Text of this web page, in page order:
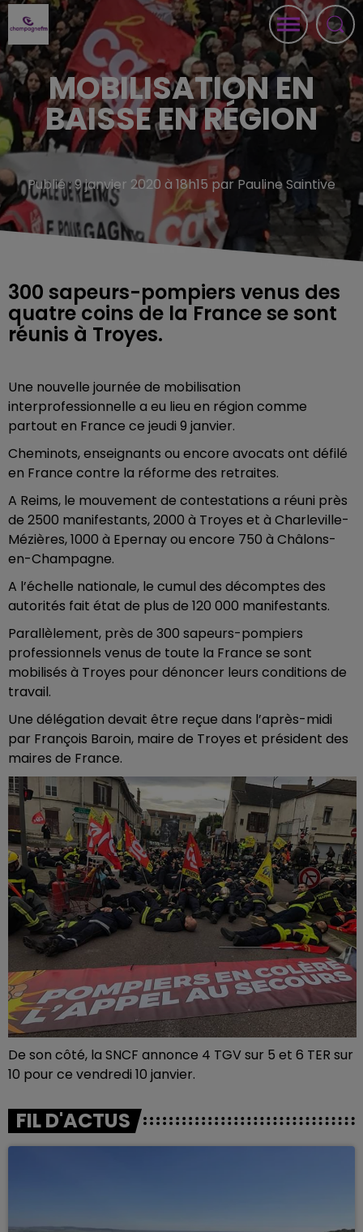
MOBILISATION EN
BAISSE EN RÉGION
Publié : 9 janvier 2020 à 18h15 par Pauline Saintive
300 sapeurs-pompiers venus des
quatre coins de la France se sont
réunis à Troyes.
Une nouvelle journée de mobilisation
interprofessionnelle a eu lieu en région comme
partout en France ce jeudi 9 janvier.
Cheminots, enseignants ou encore avocats ont défilé
en France contre la réforme des retraites.
A Reims, le mouvement de contestations a réuni près
de 2500 manifestants, 2000 à Troyes et à Charleville-
Mézières, 1000 à Epernay ou encore 750 à Châlons-
en-Champagne.
A l’échelle nationale, le cumul des décomptes des
autorités fait état de plus de 120 000 manifestants.
Parallèlement, près de 300 sapeurs-pompiers
professionnels venus de toute la France se sont
mobilisés à Troyes pour dénoncer leurs conditions de
travail.
Une délégation devait être reçue dans l’après-midi
par François Baroin, maire de Troyes et président des
maires de France.
De son côté, la SNCF annonce 4 TGV sur 5 et 6 TER sur
10 pour ce vendredi 10 janvier.
FIL D'ACTUS